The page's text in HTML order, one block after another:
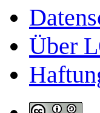
Über